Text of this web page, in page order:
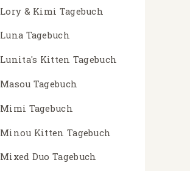
Lory & Kimi Tagebuch
Luna Tagebuch
Lunita's Kitten Tagebuch
Masou Tagebuch
Mimi Tagebuch
Minou Kitten Tagebuch
Mixed Duo Tagebuch